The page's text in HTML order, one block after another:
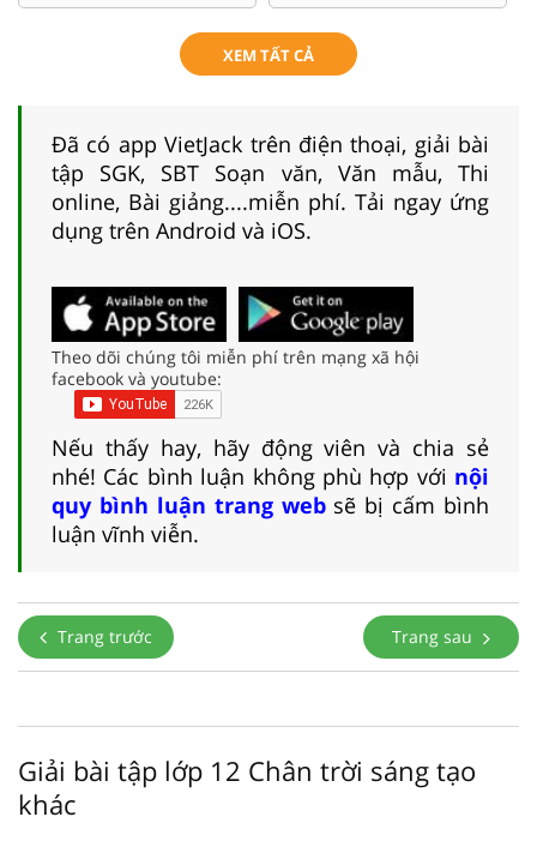
XEM TẤT CẢ
Đã có app VietJack trên điện thoại, giải bài
tập SGK, SBT Soạn văn, Văn mẫu, Thi
online, Bài giảng....miễn phí. Tải ngay ứng
dụng trên Android và iOS.
Theo dõi chúng tôi miễn phí trên mạng xã hội
facebook và youtube:
Nếu thấy hay, hãy động viên và chia sẻ
nhé! Các bình luận không phù hợp với nội
quy bình luận trang websẽ bị cấm bình
luận vĩnh viễn.
Trang trước Trang sau
Giải bài tập lớp 12 Chân trời sáng tạo
khác